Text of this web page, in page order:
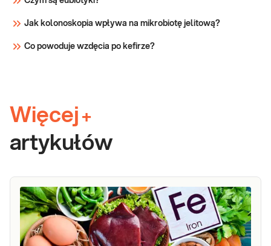
Jak kolonoskopia wpływa na mikrobiotę jelitową?
Co powoduje wzdęcia po kefirze?
Więcej +
artykułów